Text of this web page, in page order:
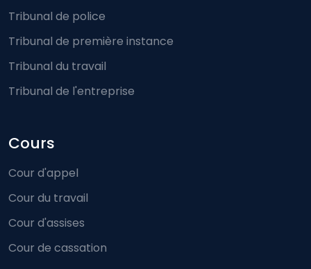
Tribunal de police
Tribunal de première instance
Tribunal du travail
Tribunal de l'entreprise
Cours
Cour d'appel
Cour du travail
Cour d'assises
Cour de cassation